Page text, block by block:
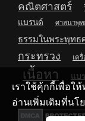
คณิตศาสตร์
แบรนด์
ศาสนาพุท
ธรรมในพระพุทธ
กระทรวง
เค
เนื้อหา แบ
เราใช้คุ้กกี้เพื่อใ
อ่านเพิ่มเติมที่น